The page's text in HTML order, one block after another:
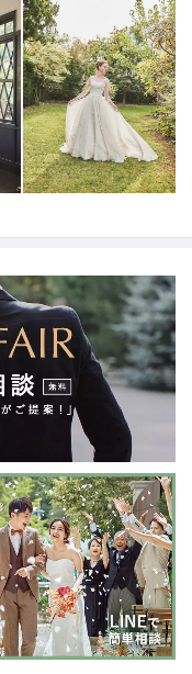
は3～23号まで展開。
も多数取扱っており、
クトされたインポート
イズ調整。さらに和装
がれている厳選された
艶やかなコレクショ
いお衣裳選びをお手伝